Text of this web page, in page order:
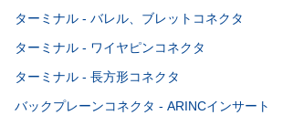
ターミナル - バレル、ブレットコネクタ
ターミナル - ワイヤピンコネクタ
ターミナル - 長方形コネクタ
バックプレーンコネクタ - ARINCインサート